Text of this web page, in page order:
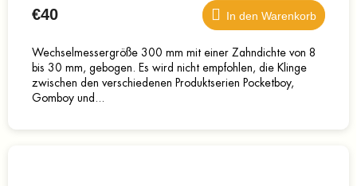
€40 In den Warenkorb
Wechselmessergröße 300 mm mit einer Zahndichte von 8
bis 30 mm, gebogen. Es wird nicht empfohlen, die Klinge
zwischen den verschiedenen Produktserien Pocketboy,
Gomboy und...